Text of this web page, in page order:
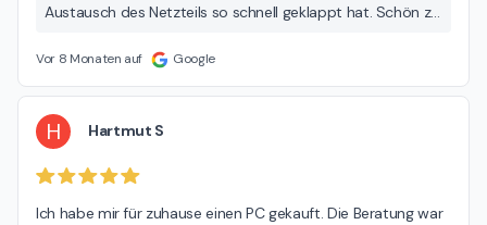
Austausch des Netzteils so schnell geklappt hat. Schön zu
jederzeit, Ihnen weiterzuhelfen! Ihr Team von CAB
Vor 8 Monaten auf Google
H Hartmut S
Ich habe mir für zuhause einen PC gekauft. Die Beratung war